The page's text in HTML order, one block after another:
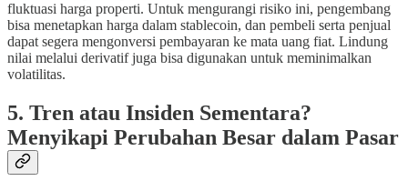
fluktuasi harga properti. Untuk mengurangi risiko ini, pengembang
bisa menetapkan harga dalam stablecoin, dan pembeli serta penjual
dapat segera mengonversi pembayaran ke mata uang fiat. Lindung
nilai melalui derivatif juga bisa digunakan untuk meminimalkan
volatilitas.
5. Tren atau Insiden Sementara?
Menyikapi Perubahan Besar dalam Pasar